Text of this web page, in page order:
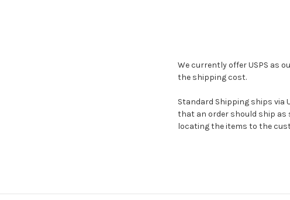
We currently offer USPS as
the shipping cost.
Standard Shipping ships via
that an order should ship as
locating the items to the